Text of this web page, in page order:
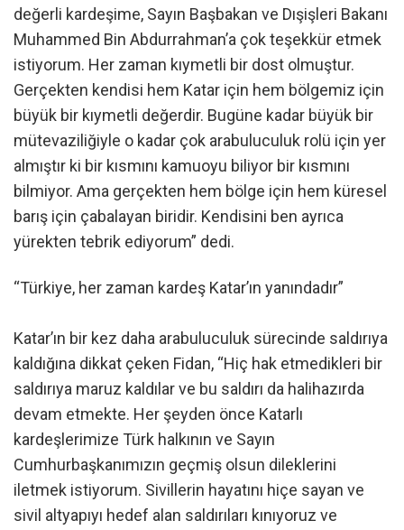
değerli kardeşime, Sayın Başbakan ve Dışişleri Bakanı
Muhammed Bin Abdurrahman’a çok teşekkür etmek
istiyorum. Her zaman kıymetli bir dost olmuştur.
Gerçekten kendisi hem Katar için hem bölgemiz için
büyük bir kıymetli değerdir. Bugüne kadar büyük bir
mütevaziliğiyle o kadar çok arabuluculuk rolü için yer
almıştır ki bir kısmını kamuoyu biliyor bir kısmını
bilmiyor. Ama gerçekten hem bölge için hem küresel
barış için çabalayan biridir. Kendisini ben ayrıca
yürekten tebrik ediyorum” dedi.
“Türkiye, her zaman kardeş Katar’ın yanındadır”
Katar’ın bir kez daha arabuluculuk sürecinde saldırıya
kaldığına dikkat çeken Fidan, “Hiç hak etmedikleri bir
saldırıya maruz kaldılar ve bu saldırı da halihazırda
devam etmekte. Her şeyden önce Katarlı
kardeşlerimize Türk halkının ve Sayın
Cumhurbaşkanımızın geçmiş olsun dileklerini
iletmek istiyorum. Sivillerin hayatını hiçe sayan ve
sivil altyapıyı hedef alan saldırıları kınıyoruz ve